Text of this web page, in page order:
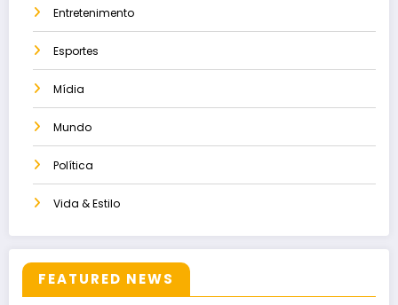
Entretenimento
Esportes
Mídia
Mundo
Política
Vida & Estilo
FEATURED NEWS